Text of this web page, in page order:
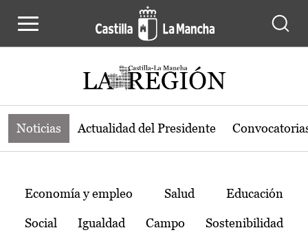
Noticias de la región de Castilla-La
Noticias Actualidad del Presidente
Temas
Economía y empleo Salud Educación
Social Igualdad Campo Sostenibilidad